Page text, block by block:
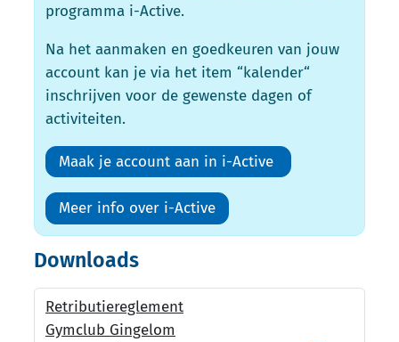
programma i-Active.
Na het aanmaken en goedkeuren van jouw
account kan je via het item “kalender“
inschrijven voor de gewenste dagen of
activiteiten.
Maak je account aan in i-Active
Meer info over i-Active
Downloads
Retributiereglement
Gymclub Gingelom